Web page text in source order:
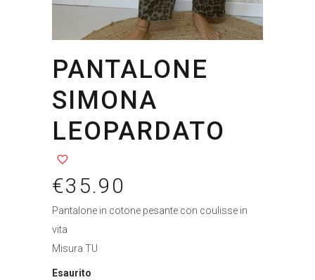
PANTALONE
SIMONA
LEOPARDATO
€35.90
Pantalone in cotone pesante con coulisse in
vita
Misura TU
Esaurito